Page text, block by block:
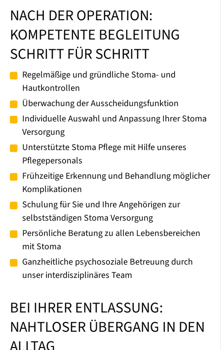
NACH DER OPERATION:
KOMPETENTE BEGLEITUNG
SCHRITT FÜR SCHRITT
Regelmäßige und gründliche Stoma- und
Hautkontrollen
Überwachung der Ausscheidungsfunktion
Individuelle Auswahl und Anpassung Ihrer Stoma
Versorgung
Unterstützte Stoma Pflege mit Hilfe unseres
Pflegepersonals
Frühzeitige Erkennung und Behandlung möglicher
Komplikationen
Schulung für Sie und Ihre Angehörigen zur
selbstständigen Stoma Versorgung
Persönliche Beratung zu allen Lebensbereichen
mit Stoma
Ganzheitliche psychosoziale Betreuung durch
unser interdisziplinäres Team
BEI IHRER ENTLASSUNG:
NAHTLOSER ÜBERGANG IN DEN